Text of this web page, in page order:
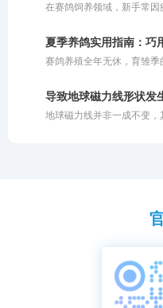
在赛鸽饲养领域，新手常
痘并过量投喂甲硝唑引发的
阶梯式温和排毒与神经修复
复盘整个发病与救治过程
夏季养鸽实用指南：巧
赛鸽养殖全年无休，育雏
境导致赛鸽体内水分代谢加
食欲减退、胃肠功能紊乱
影响换羽进程，又渴望找
导致地球磁力线形状发
地球磁力线并非一成不变